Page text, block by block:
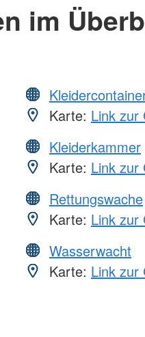
im
Karte: Link zur
Kleiderkammer
Karte: Link zur
Rettungswache
Karte: Link zur
Wasserwacht
Karte: Link zur